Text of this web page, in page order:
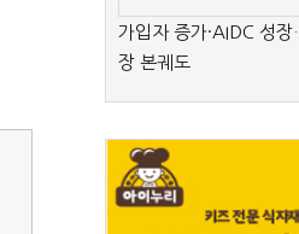
가입자 증가·AIDC 성
장 본궤도